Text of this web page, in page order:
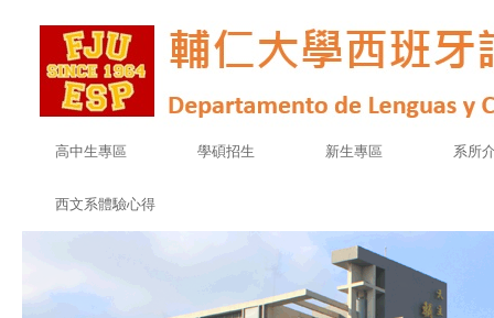
高中生專區 學碩招生 新生專區 系所
西文系體驗心得